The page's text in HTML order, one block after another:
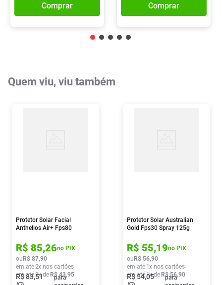
Comprar Comprar
Quem viu, viu também
Protetor Solar Facial
Anthelios Air+ Fps80
R$ 85,26no PIX
ou R$ 87,90
em até2x nos cartões
em até2x de R$ 43,95
R$83,51
para
Protetor Solar Australian
Gold Fps30 Spray 125g
R$ 55,19no PIX
ou R$ 56,90
em até 1x nos cartões
em até1x de R$ 56,90
R$54,05
para